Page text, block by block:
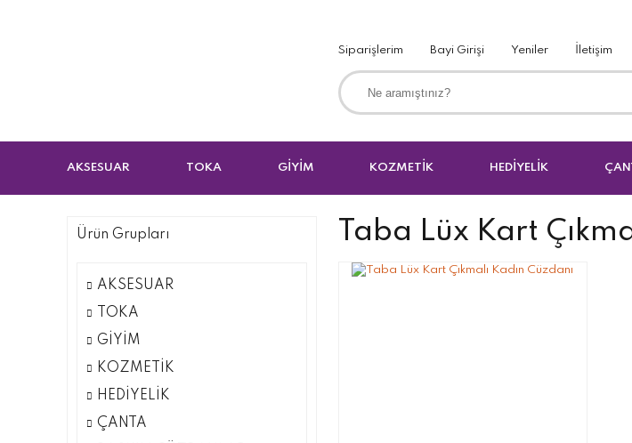
Siparişlerim Bayi Girişi Yeniler İletişim
AKSESUAR TOKA GİYİM KOZMETİK HEDİYELİK
Ürün Grupları
AKSESUAR
TOKA
GİYİM
KOZMETİK
HEDİYELİK
ÇANTA
Taba Lüx Kart